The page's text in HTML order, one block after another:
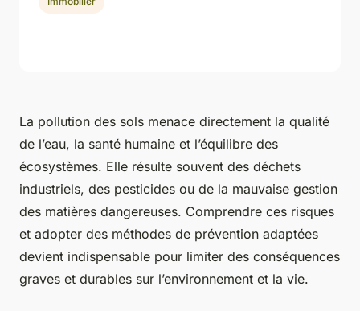
La pollution des sols menace directement la qualité
de l’eau, la santé humaine et l’équilibre des
écosystèmes. Elle résulte souvent des déchets
industriels, des pesticides ou de la mauvaise gestion
des matières dangereuses. Comprendre ces risques
et adopter des méthodes de prévention adaptées
devient indispensable pour limiter des conséquences
graves et durables sur l’environnement et la vie.